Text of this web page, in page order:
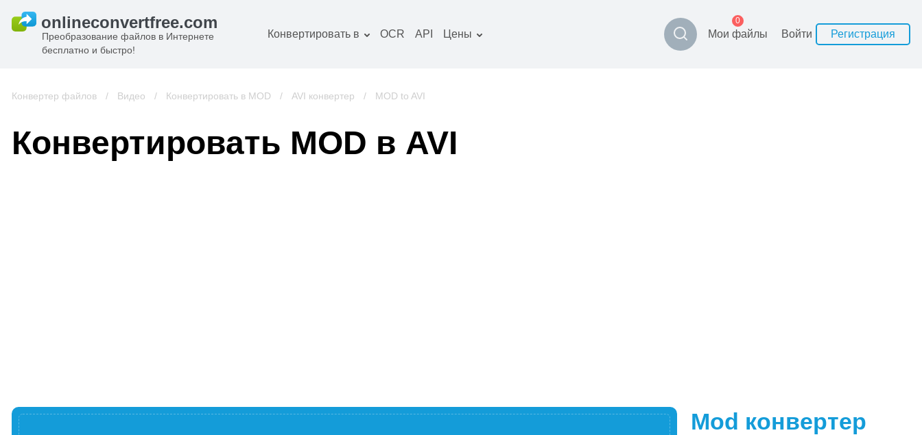
Преобразование файлов в Интернете
бесплатно и быстро!
Конвертировать в
конвертер
Книги конвертер
OCR API Цены Мои файлы
0
Войти Регистрация
Конвертер файлов / Видео / Конвертировать в MOD / AVI конвертер / MOD to AVI
Конвертировать MOD в AVI
Mod конвертер